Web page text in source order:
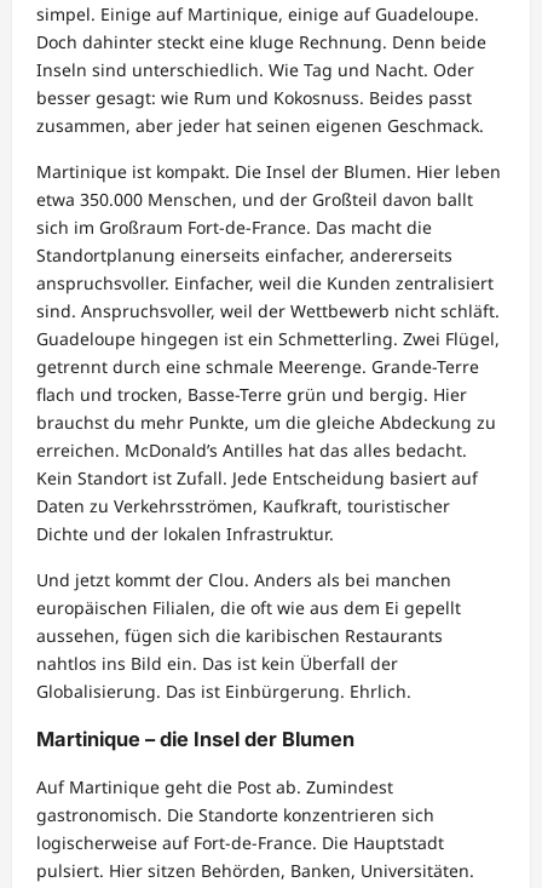
simpel. Einige auf Martinique, einige auf Guadeloupe.
Doch dahinter steckt eine kluge Rechnung. Denn beide
Inseln sind unterschiedlich. Wie Tag und Nacht. Oder
besser gesagt: wie Rum und Kokosnuss. Beides passt
zusammen, aber jeder hat seinen eigenen Geschmack.
Martinique ist kompakt. Die Insel der Blumen. Hier leben
etwa 350.000 Menschen, und der Großteil davon ballt
sich im Großraum Fort-de-France. Das macht die
Standortplanung einerseits einfacher, andererseits
anspruchsvoller. Einfacher, weil die Kunden zentralisiert
sind. Anspruchsvoller, weil der Wettbewerb nicht schläft.
Guadeloupe hingegen ist ein Schmetterling. Zwei Flügel,
getrennt durch eine schmale Meerenge. Grande-Terre
flach und trocken, Basse-Terre grün und bergig. Hier
brauchst du mehr Punkte, um die gleiche Abdeckung zu
erreichen. McDonald’s Antilles hat das alles bedacht.
Kein Standort ist Zufall. Jede Entscheidung basiert auf
Daten zu Verkehrsströmen, Kaufkraft, touristischer
Dichte und der lokalen Infrastruktur.
Und jetzt kommt der Clou. Anders als bei manchen
europäischen Filialen, die oft wie aus dem Ei gepellt
aussehen, fügen sich die karibischen Restaurants
nahtlos ins Bild ein. Das ist kein Überfall der
Globalisierung. Das ist Einbürgerung. Ehrlich.
Martinique – die Insel der Blumen
Auf Martinique geht die Post ab. Zumindest
gastronomisch. Die Standorte konzentrieren sich
logischerweise auf Fort-de-France. Die Hauptstadt
pulsiert. Hier sitzen Behörden, Banken, Universitäten.